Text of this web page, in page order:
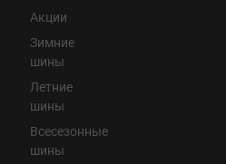
Акции
Зимние
шины
Летние
шины
Всесезонные
шины